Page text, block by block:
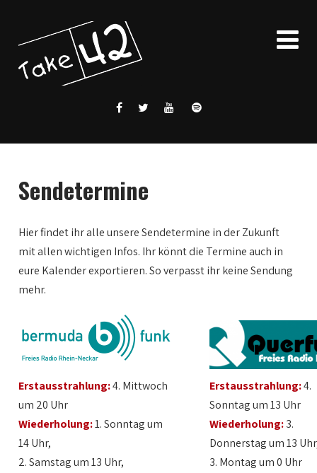
Sendetermine
Hier findet ihr alle unsere Sendetermine in der Zukunft
mit allen wichtigen Infos. Ihr könnt die Termine auch in
eure Kalender exportieren. So verpasst ihr keine Sendung
mehr.
Erstausstrahlung:4. Mittwoch
um 20 Uhr
Wiederholung:1. Sonntag um
14 Uhr,
2. Samstag um 13 Uhr,
Erstausstrahlung:4.
Sonntag um 13 Uhr
Wiederholung:3.
Donnerstag um 13
3. Montag um 0 Uhr
1:00
2:00
3:00